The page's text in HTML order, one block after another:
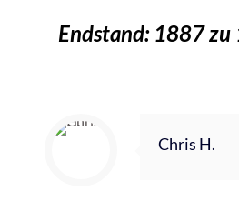
Endstand: 1887 zu
Chris H.